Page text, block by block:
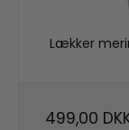
Lækker
499,00